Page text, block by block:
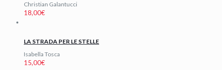
Christian Galantucci
18,00€
LA STRADA PER LE STELLE
Isabella Tosca
15,00€